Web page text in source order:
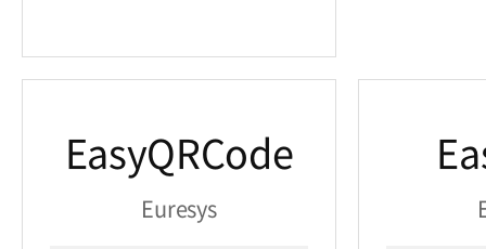
EasyQRCode
Euresys